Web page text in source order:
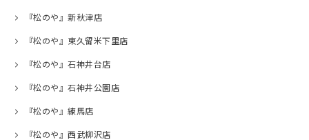
『松のや』新秋津店
『松のや』東久留米下里店
『松のや』石神井台店
『松のや』石神井公園店
『松のや』練馬店
『松のや』西武柳沢店